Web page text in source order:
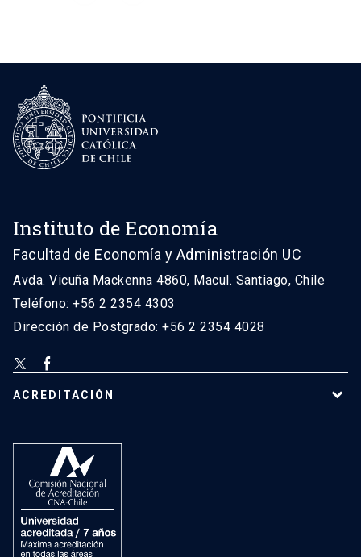
Instituto de Economía
Facultad de Economía y Administración UC
Avda. Vicuña Mackenna 4860, Macul. Santiago, Chile
Teléfono: +56 2 2354 4303
Dirección de Postgrado: +56 2 2354 4028
ACREDITACIÓN